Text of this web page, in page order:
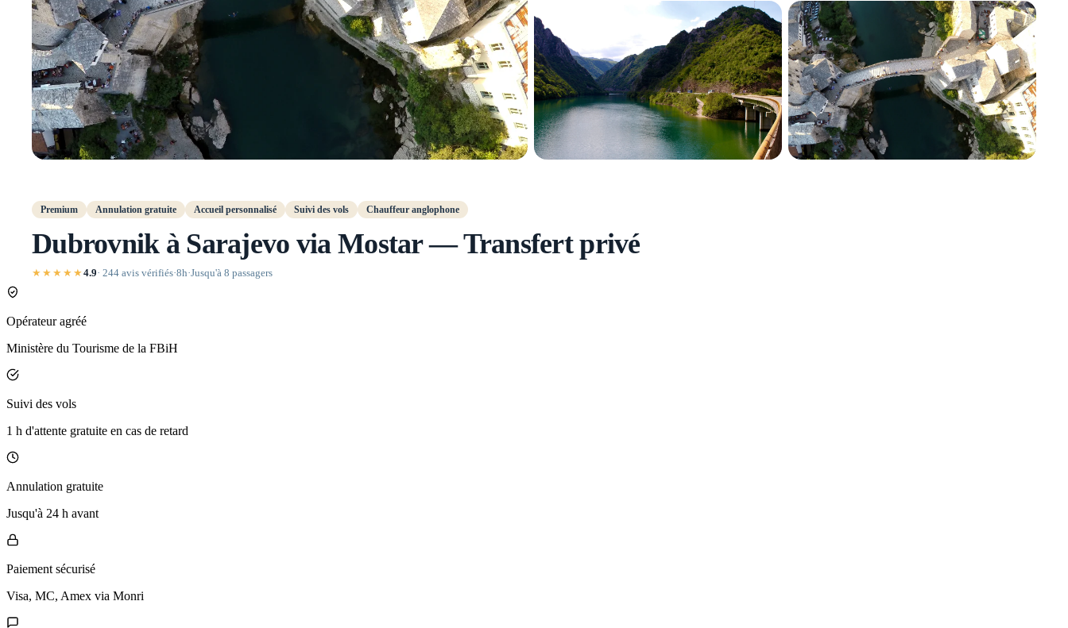
Premium Annulation gratuite Accueil personnalisé Suivi des vols Chauffeur anglophone
Dubrovnik à Sarajevo via Mostar — Transfert privé
★★★★★4.9· 244 avis vérifiés·8h·Jusqu'à 8 passagers
Opérateur agréé
Ministère du Tourisme de la FBiH
Suivi des vols
1 h d'attente gratuite en cas de retard
Annulation gratuite
Jusqu'à 24 h avant
Paiement sécurisé
Visa, MC, Amex via Monri